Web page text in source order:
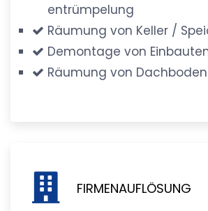
entrümpelung
Räumung von Keller /
Demontage von
Räumung von
FIRMENAUFLÖSUNG